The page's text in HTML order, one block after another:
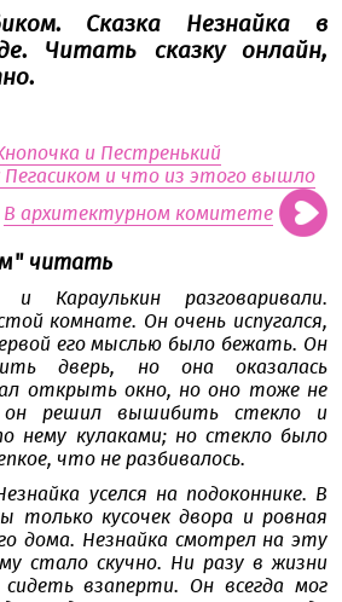
Сказка Незнайка в
Читать сказку онлайн,
и Пестренький
Пегасиком и что из этого вышло
В архитектурном комитете
читать
и Караулькин разговаривали.
комнате. Он очень испугался,
его мыслью было бежать. Он
дверь, но она оказалась
открыть окно, но оно тоже не
он решил вышибить стекло и
нему кулаками; но стекло было
что не разбивалось.
уселся на подоконнике. В
только кусочек двора и ровная
дома. Незнайка смотрел на эту
стало скучно. Ни разу в жизни
сидеть взаперти. Он всегда мог